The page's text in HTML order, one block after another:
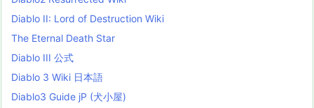
Diablo II: Lord of Destruction Wiki
The Eternal Death Star
Diablo III 公式
Diablo 3 Wiki 日本語
Diablo3 Guide jP (犬小屋)